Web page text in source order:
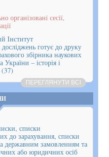
організовані сесії,
Інститут
досліджень готує до друку
збірника наукових
України – історія і
(37)
ПЕРЕГЛЯНУТИ ВСІ
списки
до зарахування, списки
державним замовленням та
або юридичних осіб